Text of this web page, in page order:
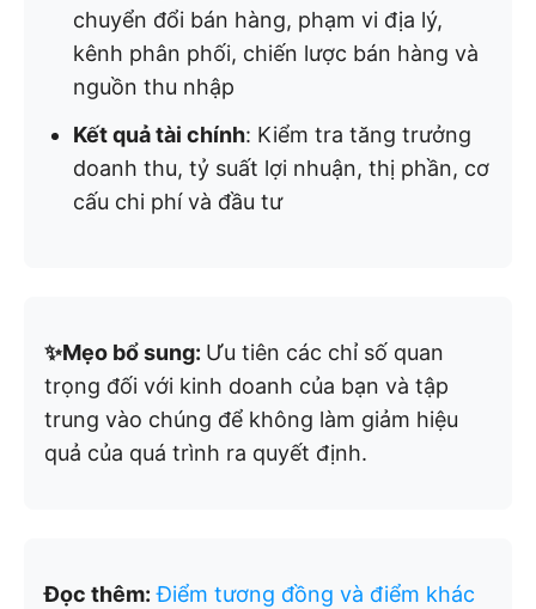
chuyển đổi bán hàng, phạm vi địa lý,
kênh phân phối, chiến lược bán hàng và
nguồn thu nhập
Kết quả tài chính: Kiểm tra tăng trưởng
doanh thu, tỷ suất lợi nhuận, thị phần, cơ
cấu chi phí và đầu tư
✨Mẹo bổ sung: Ưu tiên các chỉ số quan
trọng đối với kinh doanh của bạn và tập
trung vào chúng để không làm giảm hiệu
quả của quá trình ra quyết định.
Đọc thêm: Điểm tương đồng và điểm khác